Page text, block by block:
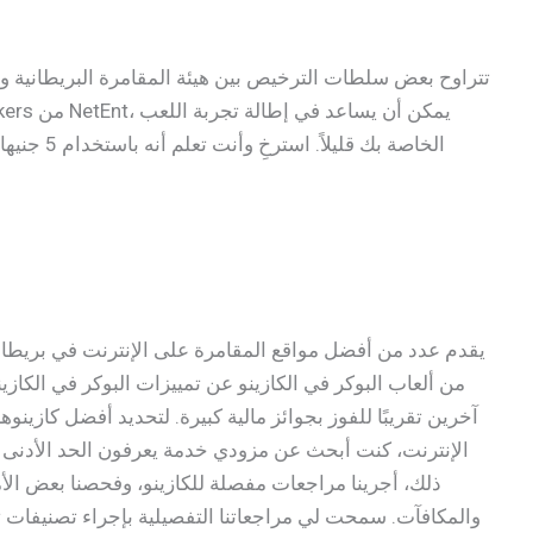
تتراوح بعض سلطات الترخيص بين هيئة المقامرة البريطانية
يقدم عدد من أفضل مواقع المقامرة على الإنترنت في
من ألعاب البوكر في الكازينو عن تمييزات البوكر في
ذلك، أجرينا مراجعات مفصلة للكازينو، وفحصنا بعض
والمكافآت. سمحت لي مراجعاتنا التفصيلية بإجراء